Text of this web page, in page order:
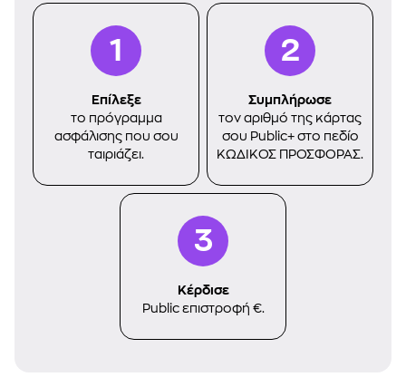
Eπίλεξε
το πρόγραμμα
ασφάλισης που σου
ταιριάζει.
Συμπλήρωσε
τον αριθμό της κάρτας
σου Public+ στο πεδίο
ΚΩΔΙΚΟΣ ΠΡΟΣΦΟΡΑΣ.
Κέρδισε
Public επιστροφή €.